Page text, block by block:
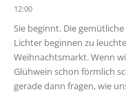
12:00
Sie beginnt. Die
Lichter beginnen zu
Weihnachtsmarkt. Wenn
Glühwein schon förmlich
gerade dann fragen, wie